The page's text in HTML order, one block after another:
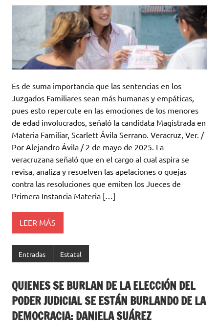
Es de suma importancia que las sentencias en los
Juzgados Familiares sean más humanas y empáticas,
pues esto repercute en las emociones de los menores
de edad involucrados, señaló la candidata Magistrada en
Materia Familiar, Scarlett Ávila Serrano. Veracruz, Ver. /
Por Alejandro Ávila / 2 de mayo de 2025. La
veracruzana señaló que en el cargo al cual aspira se
revisa, analiza y resuelven las apelaciones o quejas
contra las resoluciones que emiten los Jueces de
Primera Instancia Materia […]
LEER MÁS
Entradas Estatal
QUIENES SE BURLAN DE LA ELECCIÓN DEL
PODER JUDICIAL SE ESTÁN BURLANDO DE LA
DEMOCRACIA: DANIELA SUÁREZ